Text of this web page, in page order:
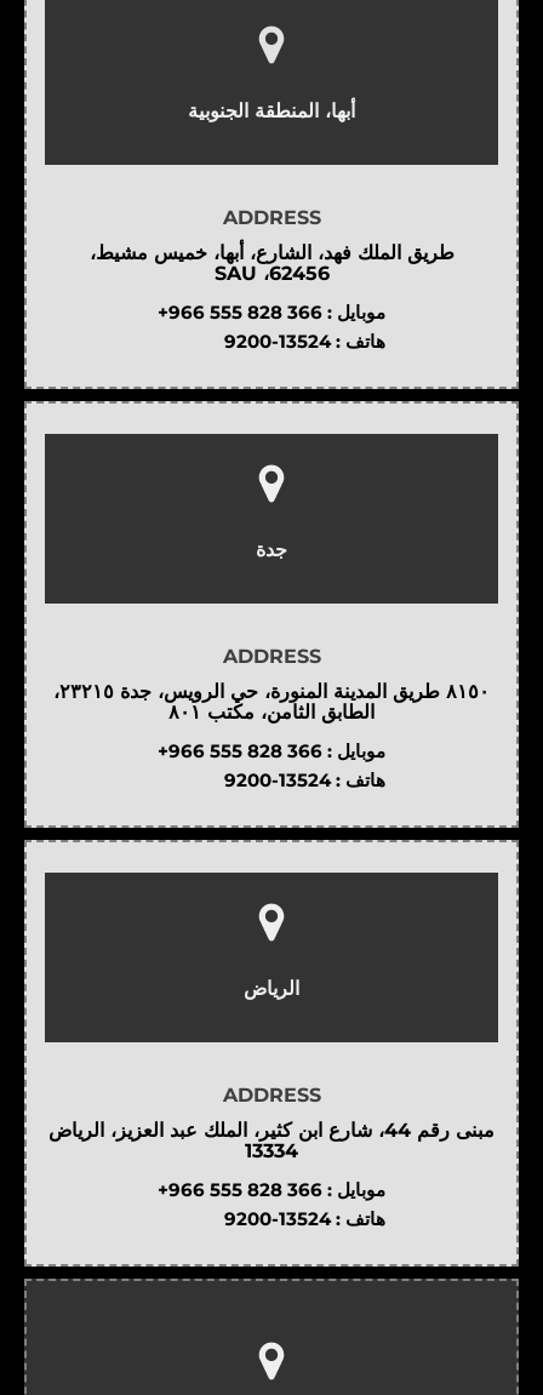
أبها، المنطقة الجنوبية
ADDRESS
طريق الملك فهد، الشارع، أبها، خميس مشيط،
62456، SAU
موبايل : +966 555 828 366
هاتف : 9200-13524
جدة
ADDRESS
٨١٥٠ طريق المدينة المنورة، حي الرويس، جدة ٢٣٢١٥،
الطابق الثامن، مكتب ٨٠١
موبايل : +966 555 828 366
هاتف : 9200-13524
الرياض
ADDRESS
مبنى رقم 44، شارع ابن كثير، الملك عبد العزيز، الرياض
13334
موبايل : +966 555 828 366
هاتف : 9200-13524